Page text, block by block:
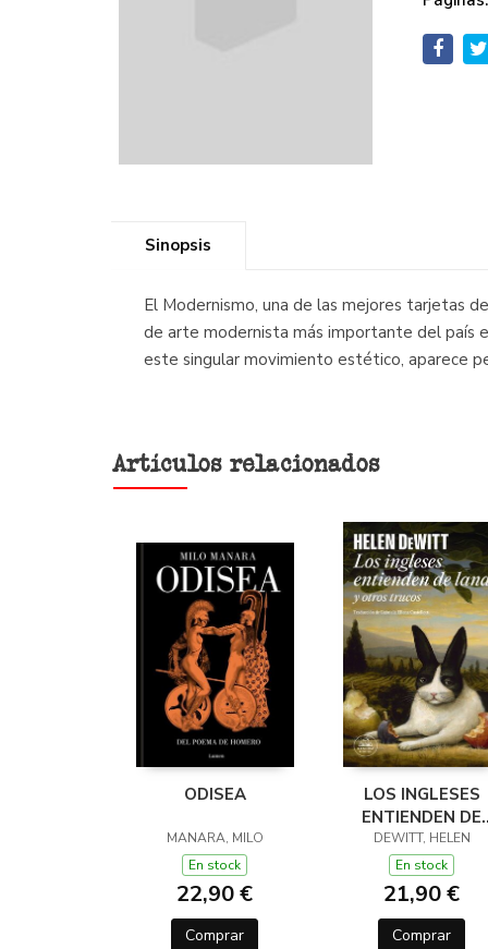
Sinopsis
El Modernismo, una de las mejores tarjetas
de arte modernista más importante del país
este singular movimiento estético, aparece
Artículos relacionados
ODISEA
MANARA, MILO
En stock
22,90 €
Comprar
LOS INGLESES
ENTIENDEN DE
LANA (Y OTROS
TRUCOS)
DEWITT, HELEN
En stock
21,90 €
Comprar